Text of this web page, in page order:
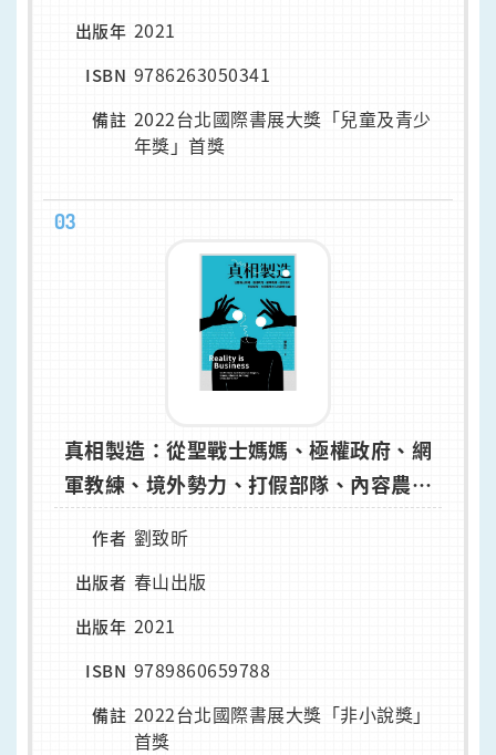
出版年 2021
ISBN 9786263050341
備註 2022台北國際書展大獎「兒童及青少
年獎」首獎
03
真相製造：從聖戰士媽媽、極權政府、網
軍教練、境外勢力、打假部隊、內容農場
作者 劉致昕
出版者 春山出版
出版年 2021
ISBN 9789860659788
備註 2022台北國際書展大獎「非小說獎」
首獎